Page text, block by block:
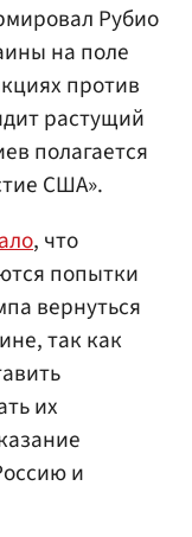
Рубио
на поле
против
растущий
полагается
США».
, что
попытки
вернуться
так как
их
и